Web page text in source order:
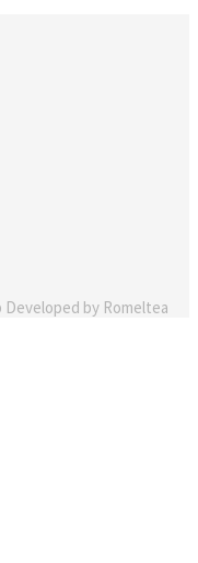
Developed by Romeltea